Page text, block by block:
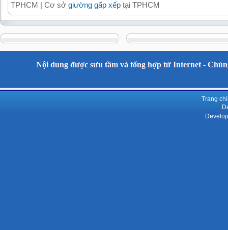
TPHCM | Cơ sở giường gấp xếp tại TPHCM
Nội dung được sưu tầm và tổng hợp từ Internet -
Trang